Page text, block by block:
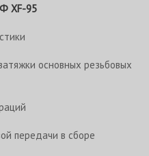
XF-95
основных резьбовых
передачи в сборе